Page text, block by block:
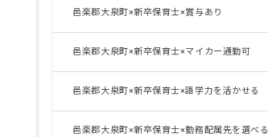
邑楽郡大泉町×新卒保育士×賞与あり
邑楽郡大泉町×新卒保育士×マイカー通勤可
邑楽郡大泉町×新卒保育士×語学力を活かせる
邑楽郡大泉町×新卒保育士×勤務配属先を選べる